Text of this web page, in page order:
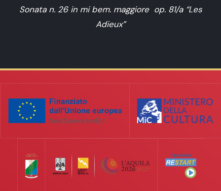
Sonata n. 26 in mi bem. maggiore op. 81/a “Les
Adieux”